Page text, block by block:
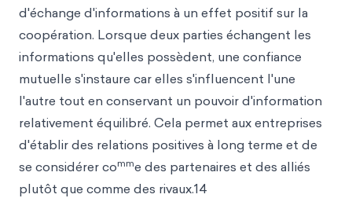
d'échange d'informations à un effet positif sur la
coopération. Lorsque deux parties échangent les
informations qu'elles possèdent, une confiance
mutuelle s'instaure car elles s'influencent l'une
l'autre tout en conservant un pouvoir d'information
relativement équilibré. Cela permet aux entreprises
d'établir des relations positives à long terme et de
se considérer comme des partenaires et des alliés
plutôt que comme des rivaux.14